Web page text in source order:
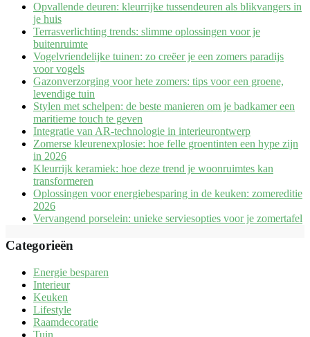
Opvallende deuren: kleurrijke tussendeuren als blikvangers in
je huis
Terrasverlichting trends: slimme oplossingen voor je
buitenruimte
Vogelvriendelijke tuinen: zo creëer je een zomers paradijs
voor vogels
Gazonverzorging voor hete zomers: tips voor een groene,
levendige tuin
Stylen met schelpen: de beste manieren om je badkamer een
maritieme touch te geven
Integratie van AR-technologie in interieurontwerp
Zomerse kleurenexplosie: hoe felle groentinten een hype zijn
in 2026
Kleurrijk keramiek: hoe deze trend je woonruimtes kan
transformeren
Oplossingen voor energiebesparing in de keuken: zomereditie
2026
Vervangend porselein: unieke serviesopties voor je zomertafel
Categorieën
Energie besparen
Interieur
Keuken
Lifestyle
Raamdecoratie
Tuin